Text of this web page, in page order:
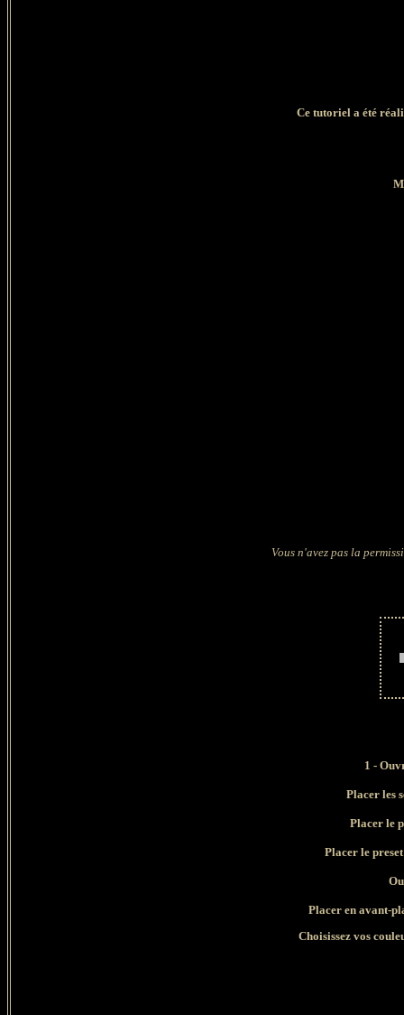
Ce tutoriel a été
Vous n'avez pas la
1 -
Placer les
Placer le
Placer le
Placer en avant-
Choisissez vos